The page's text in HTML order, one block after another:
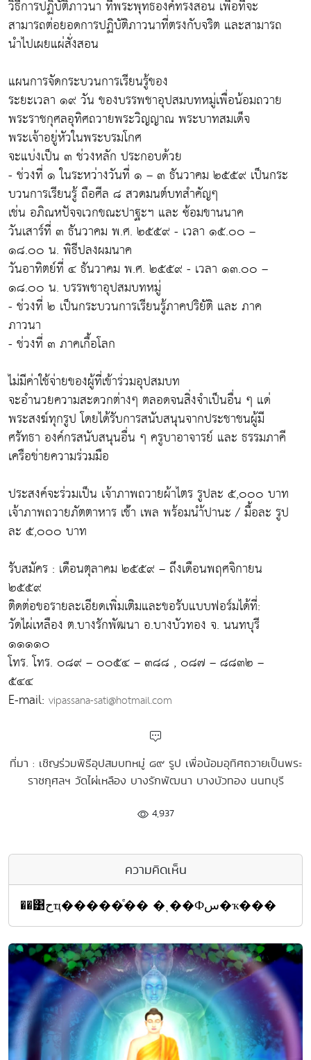
วิธีการปฏิบัติภาวนา ที่พระพุทธองค์ทรงสอน เพื่อที่จะ
สามารถต่อยอดการปฏิบัติภาวนาที่ตรงกับจริต และสามารถ
นำไปเผยแผ่สั่งสอน
แผนการจัดกระบวนการเรียนรู้ของ
ระยะเวลา ๑๙ วัน ของบรรพชาอุปสมบทหมู่เพื่อน้อมถวาย
พระราชกุศลอุทิศถวายพระวิญญาณ พระบาทสมเด็จ
พระเจ้าอยู่หัวในพระบรมโกศ
จะแบ่งเป็น ๓ ช่วงหลัก ประกอบด้วย
- ช่วงที่ ๑ ในระหว่างวันที่ ๑ – ๓ ธันวาคม ๒๕๕๙ เป็นกระ
บวนการเรียนรู้ ถือศีล ๘ สวดมนต์บทสำคัญๆ
เช่น อภิณหปัจจเวกขณะปาฐะฯ และ ซ้อมขานนาค
วันเสาร์ที่ ๓ ธันวาคม พ.ศ. ๒๕๕๙ - เวลา ๑๕.๐๐ –
๑๘.๐๐ น. พิธีปลงผมนาค
วันอาทิตย์ที่ ๔ ธันวาคม พ.ศ. ๒๕๕๙ - เวลา ๑๓.๐๐ –
๑๘.๐๐ น. บรรพชาอุปสมบทหมู่
- ช่วงที่ ๒ เป็นกระบวนการเรียนรู้ภาคปริยัติ และ ภาค
ภาวนา
- ช่วงที่ ๓ ภาคเกื้อโลก
ไม่มีค่าใช้จ่ายของผู้ที่เข้าร่วมอุปสมบท
จะอำนวยความสะดวกต่างๆ ตลอดจนสิ่งจำเป็นอื่น ๆ แด่
พระสงฆ์ทุกรูป โดยได้รับการสนับสนุนจากประชาชนผู้มี
ศรัทธา องค์กรสนับสนุนอื่น ๆ ครูบาอาจารย์ และ ธรรมภาคี
เครือข่ายความร่วมมือ
ประสงค์จะร่วมเป็น เจ้าภาพถวายผ้าไตร รูปละ ๕,๐๐๐ บาท
เจ้าภาพถวายภัตตาหาร เช้่า เพล พร้อมนำ้ปานะ / มื้อละ รูป
ละ ๕,๐๐๐ บาท
รับสมัคร : เดือนตุลาคม ๒๕๕๙ – ถึงเดือนพฤศจิกายน
๒๕๕๙
ติดต่อขอรายละเอียดเพิ่มเติมและขอรับแบบฟอร์มได้ที่:
วัดไผ่เหลือง ต.บางรักพัฒนา อ.บางบัวทอง จ. นนทบุรี
๑๑๑๑๐
โทร. โทร. ๐๘๙ – ๐๐๕๔ – ๓๘๘ , ๐๘๗ – ๘๘๓๒ –
๕๔๔
E-mail: vipassana-sati@hotmail.com
ที่มา : เชิญร่วมพิธีอุปสมบทหมู่ ๘๙ รูป เพื่อน้อมอุทิศถวายเป็นพระ
ราชกุศลฯ วัดไผ่เหลือง บางรักพัฒนา บางบัวทอง นนทบุรี
4,937
ความคิดเห็น
��͹حҵ�����ͤ�� �ͺ��Фس�ҡ���